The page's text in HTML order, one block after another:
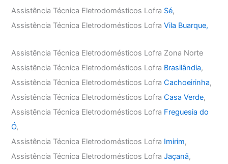
Assistência Técnica Eletrodomésticos Lofra Sé,
Assistência Técnica Eletrodomésticos LofraVila Buarque,
Assistência Técnica Eletrodomésticos Lofra Zona Norte
Assistência Técnica Eletrodomésticos Lofra Brasilândia,
Assistência Técnica Eletrodomésticos LofraCachoeirinha,
Assistência Técnica Eletrodomésticos LofraCasa Verde,
Assistência Técnica Eletrodomésticos Lofra Freguesia do
Ó,
Assistência Técnica Eletrodomésticos Lofra Imirim,
Assistência Técnica Eletrodomésticos LofraJaçanã,